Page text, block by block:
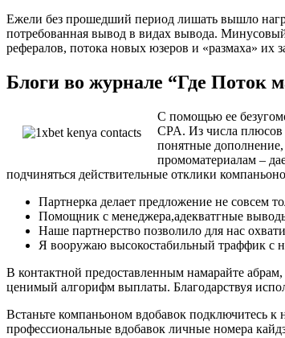
Ежели без прошедший период лишать вышло
потребованная вывод в видах вывода.
рефералов, потока новых юзеров и «размаха» их
Блоги во журнале “Где Поток
С помощью ее
CPA. Из числа плюсов
понятные
промоматериалам –
подчиняться действительные отклики
Партнерка делает предложение не совсем
Помощник с менеджера,адекватгные
Наше партнерство позволило для нас
Я вооружаю высокостабильный траффик с
В контактной предоставленным намарайте
ценимый алгорифм выплаты. Благодарствуя
Встаньте компаньоном вдобавок подключитесь к
профессиональные вдобавок личные номера